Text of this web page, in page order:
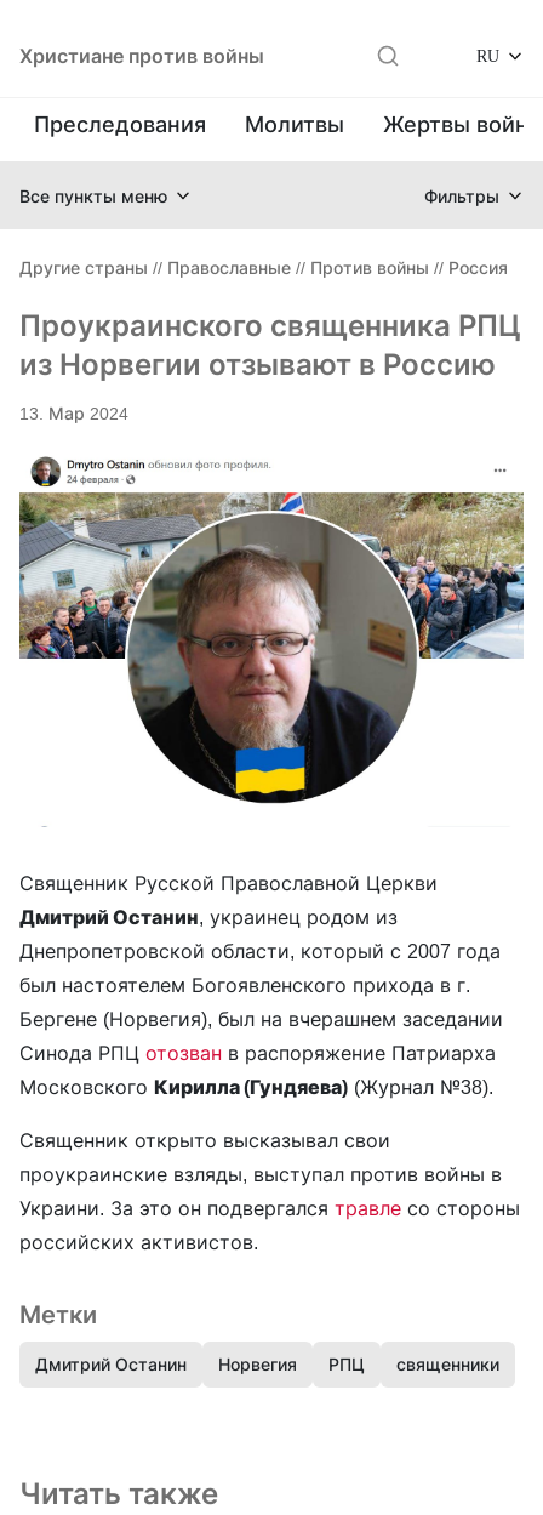
Христиане против войны RU
Преследования Молитвы Жертвы
Все пункты меню Фильтры
Другие страны // Православные // Против войны // Россия
Проукраинского священника РПЦ
из Норвегии отзывают в Россию
13. Мар 2024
Священник Русской Православной Церкви
Дмитрий Останин, украинец родом из
Днепропетровской области, который с 2007 года
был настоятелем Богоявленского прихода в г.
Бергене (Норвегия), был на вчерашнем заседании
Синода РПЦ отозван в распоряжение Патриарха
Московского Кирилла (Гундяева) (Журнал №38).
Священник открыто высказывал свои
проукраинские взляды, выступал против войны в
Украини. За это он подвергался травле со стороны
российских активистов.
Метки
Дмитрий Останин Норвегия РПЦ священники
Читать также